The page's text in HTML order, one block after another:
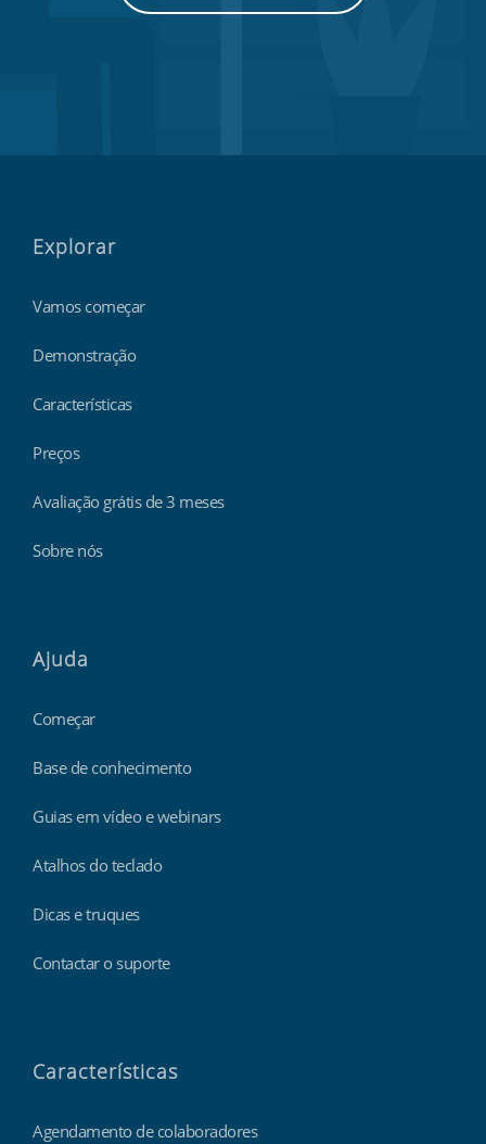
Explorar
Vamos começar
Demonstração
Características
Preços
Avaliação grátis de 3 meses
Sobre nós
Ajuda
Começar
Base de conhecimento
Guias em vídeo e webinars
Atalhos do teclado
Dicas e truques
Contactar o suporte
Características
Agendamento de colaboradores